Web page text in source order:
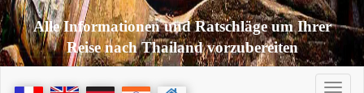
Alle Informationen und Ratschläge um Ihrer
Reise nach Thailand vorzubereiten